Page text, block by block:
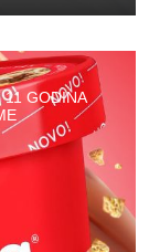
11 GODINA